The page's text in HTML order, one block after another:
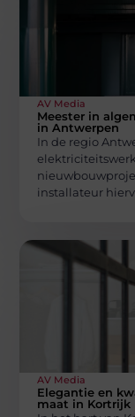
AV Media
Meester in
in Antwerpen
In de regio
installateur
AV Media
Elegantie en
maat in Kortrijk